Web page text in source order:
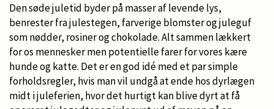
Den søde juletid byder på masser af levende lys,
benrester fra julestegen, farverige blomster og juleguf
som nødder, rosiner og chokolade. Alt sammen lækkert
for os mennesker men potentielle farer for vores kære
hunde og katte. Det er en god idé med et par simple
forholdsregler, hvis man vil undgå at ende hos dyrlægen
midt i juleferien, hvor det hurtigt kan blive dyrt at få